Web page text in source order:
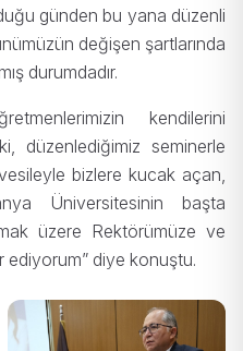
günden bu yana düzenli
değişen şartlarında
durumdadır.
kendilerini
düzenlediğimiz seminerle
bizlere kucak açan,
Üniversitesinin başta
üzere Rektörümüze ve
ediyorum” diye konuştu.